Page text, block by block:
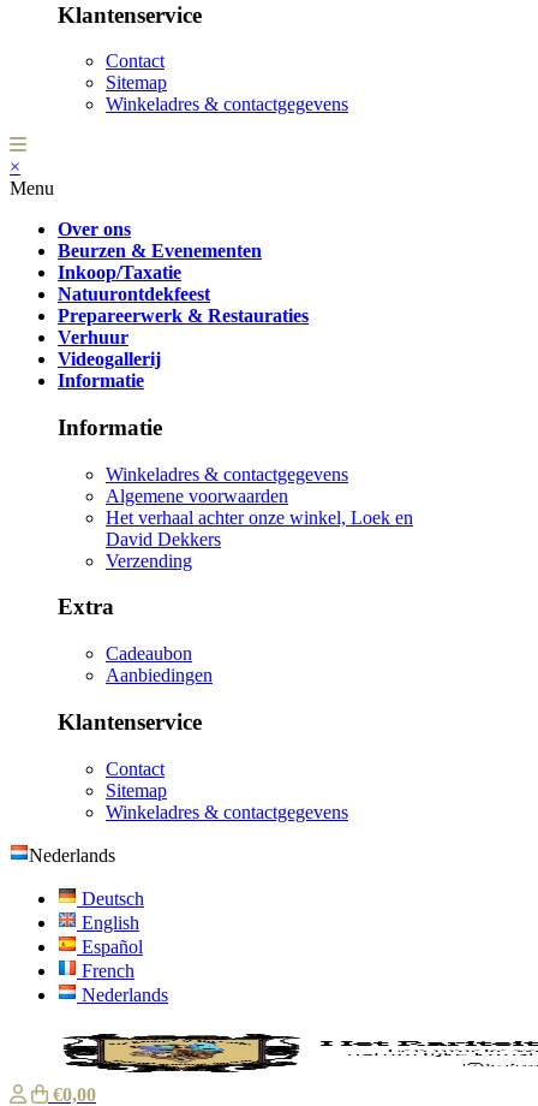
Klantenservice
Contact
Sitemap
Winkeladres & contactgegevens
×
Menu
Over ons
Beurzen & Evenementen
Inkoop/Taxatie
Natuurontdekfeest
Prepareerwerk & Restauraties
Verhuur
Videogallerij
Informatie
Informatie
Winkeladres & contactgegevens
Algemene voorwaarden
Het verhaal achter onze winkel, Loek en
David Dekkers
Verzending
Extra
Cadeaubon
Aanbiedingen
Klantenservice
Contact
Sitemap
Winkeladres & contactgegevens
Nederlands
Deutsch
English
Español
French
Nederlands
€0,00